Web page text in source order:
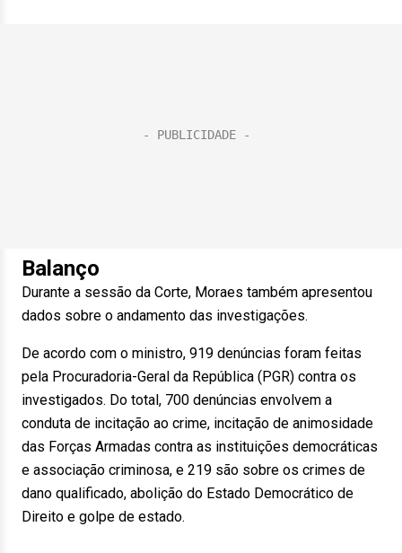
Balanço
Durante a sessão da Corte, Moraes também apresentou
dados sobre o andamento das investigações.
De acordo com o ministro, 919 denúncias foram feitas
pela Procuradoria-Geral da República (PGR) contra os
investigados. Do total, 700 denúncias envolvem a
conduta de incitação ao crime, incitação de animosidade
das Forças Armadas contra as instituições democráticas
e associação criminosa, e 219 são sobre os crimes de
dano qualificado, abolição do Estado Democrático de
Direito e golpe de estado.